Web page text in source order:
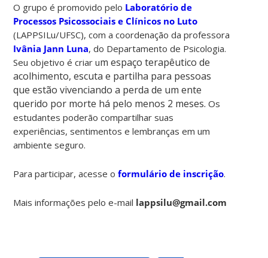
O grupo é promovido pelo Laboratório de
Processos Psicossociais e Clínicos no Luto
(LAPPSILu/UFSC), com a coordenação da professora
Ivânia Jann Luna, do Departamento de Psicologia.
Seu objetivo é criar um espaço terapêutico de
acolhimento, escuta e partilha para pessoas
que estão vivenciando a perda de um ente
querido por morte há pelo menos 2 meses. Os
estudantes poderão compartilhar suas
experiências, sentimentos e lembranças em um
ambiente seguro.
Para participar, acesse oformulário de inscrição.
Mais informações pelo e-mail lappsilu@gmail.com